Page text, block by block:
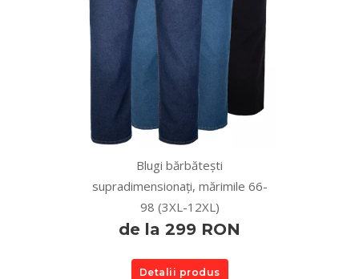
Blugi bărbătești
supradimensionați, mărimile 66-
98 (3XL-12XL)
de la 299 RON
Detalii produs